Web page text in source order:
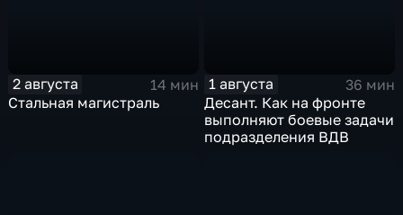
2 августа
14 мин
Стальная магистраль
1 августа
36 мин
Десант. Как на фронте
выполняют боевые задачи
подразделения ВДВ